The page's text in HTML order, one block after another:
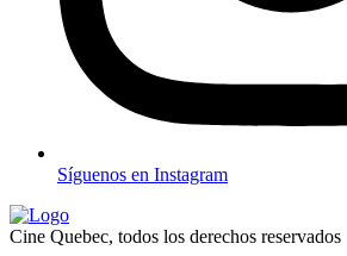
Síguenos en Instagram
Cine Quebec, todos los derechos reservados